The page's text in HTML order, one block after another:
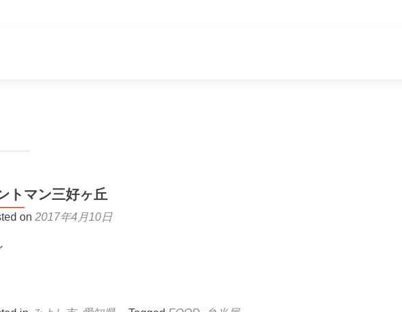
トマン三好ヶ丘
on 2017年4月10日